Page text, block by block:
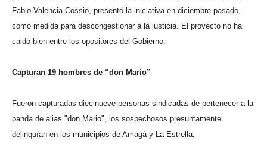
Fabio Valencia Cossio, presentó la iniciativa en diciembre pasado,
como medida para descongestionar a la justicia. El proyecto no ha
caido bien entre los opositores del Gobierno.
Capturan 19 hombres de “don Mario”
Fueron capturadas diecinueve personas sindicadas de pertenecer a la
banda de alias "don Mario", los sospechosos presuntamente
delinquían en los municipios de Amagá y La Estrella.